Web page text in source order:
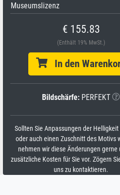
Museumslizenz
€ 155.83
(Enthält 19% MwSt.)
In den
Bildschärfe: PERFEKT
Sollten Sie Anpassungen der Helligkeit
oder auch einen Zuschnitt des Motivs
nehmen wir diese Änderungen gerne
zusätzliche Kosten für Sie vor. Zögern
uns zu kontaktieren.